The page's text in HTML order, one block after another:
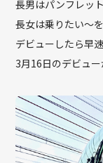
長男はパンフレッ
長女は乗りたい〜を
デビューしたら早
3月16日のデビュー